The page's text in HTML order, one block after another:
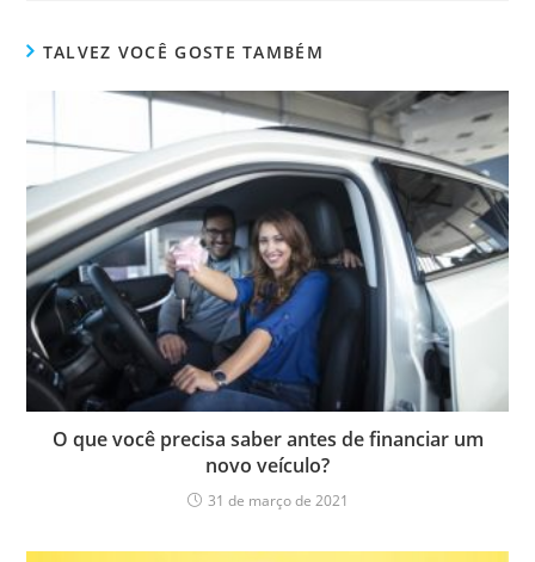
TALVEZ VOCÊ GOSTE TAMBÉM
O que você precisa saber antes de financiar um
novo veículo?
31 de março de 2021